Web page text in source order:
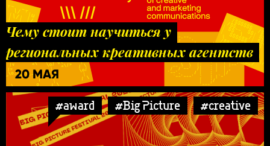
Чему стоит научиться у
региональных креативных агентств
20 МАЯ
#award #Big Picture #creative